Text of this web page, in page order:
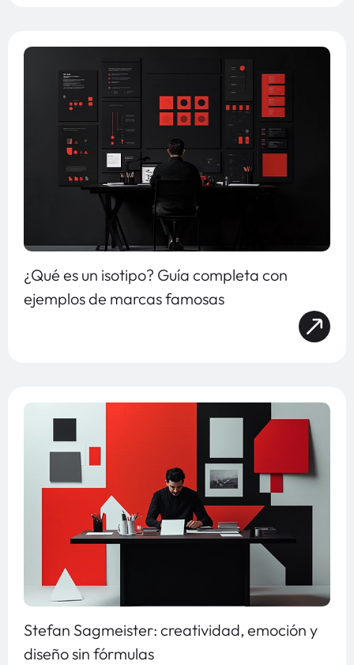
¿Qué es un isotipo? Guía completa con
ejemplos de marcas famosas
Stefan Sagmeister: creatividad, emoción y
diseño sin fórmulas